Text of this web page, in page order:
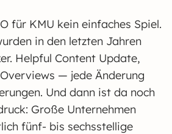
für KMU kein einfaches Spiel.
in den letzten Jahren
Helpful Content Update,
— jede Änderung
Und dann ist da noch
Große Unternehmen
fünf- bis sechsstellige